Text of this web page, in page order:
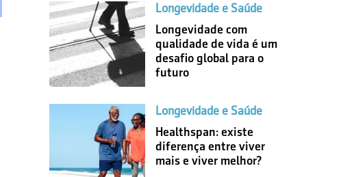
Longevidade e Saúde
Longevidade com
qualidade de vida é um
desafio global para o
futuro
Longevidade e Saúde
Healthspan: existe
diferença entre viver
mais e viver melhor?